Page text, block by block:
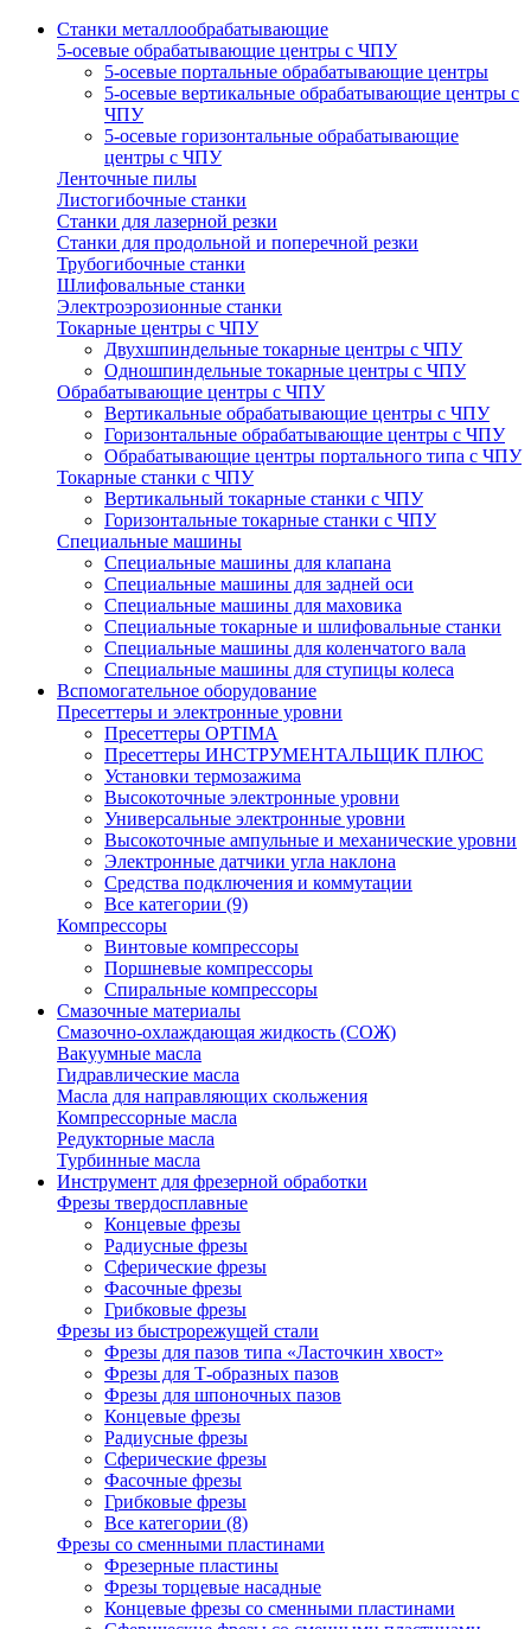
Станки металлообрабатывающие
5-осевые обрабатывающие центры с ЧПУ
5-осевые портальные обрабатывающие центры
5-осевые вертикальные обрабатывающие центры с
ЧПУ
5-осевые горизонтальные обрабатывающие
центры с ЧПУ
Ленточные пилы
Листогибочные станки
Станки для лазерной резки
Станки для продольной и поперечной резки
Трубогибочные станки
Шлифовальные станки
Электроэрозионные станки
Токарные центры с ЧПУ
Двухшпиндельные токарные центры с ЧПУ
Одношпиндельные токарные центры с ЧПУ
Обрабатывающие центры с ЧПУ
Вертикальные обрабатывающие центры с ЧПУ
Горизонтальные обрабатывающие центры с ЧПУ
Обрабатывающие центры портального типа с ЧПУ
Токарные станки с ЧПУ
Вертикальный токарные станки с ЧПУ
Горизонтальные токарные станки с ЧПУ
Специальные машины
Специальные машины для клапана
Специальные машины для задней оси
Специальные машины для маховика
Специальные токарные и шлифовальные станки
Специальные машины для коленчатого вала
Специальные машины для ступицы колеса
Вспомогательное оборудование
Пресеттеры и электронные уровни
Пресеттеры OPTIMA
Пресеттеры ИНСТРУМЕНТАЛЬЩИК ПЛЮС
Установки термозажима
Высокоточные электронные уровни
Универсальные электронные уровни
Высокоточные ампульные и механические уровни
Электронные датчики угла наклона
Средства подключения и коммутации
Все категории (9)
Компрессоры
Винтовые компрессоры
Поршневые компрессоры
Спиральные компрессоры
Смазочные материалы
Смазочно-охлаждающая жидкость (СОЖ)
Вакуумные масла
Гидравлические масла
Масла для направляющих скольжения
Компрессорные масла
Редукторные масла
Турбинные масла
Инструмент для фрезерной обработки
Фрезы твердосплавные
Концевые фрезы
Радиусные фрезы
Сферические фрезы
Фасочные фрезы
Грибковые фрезы
Фрезы из быстрорежущей стали
Фрезы для пазов типа «Ласточкин хвост»
Фрезы для Т-образных пазов
Фрезы для шпоночных пазов
Концевые фрезы
Радиусные фрезы
Сферические фрезы
Фасочные фрезы
Грибковые фрезы
Все категории (8)
Фрезы со сменными пластинами
Фрезерные пластины
Фрезы торцевые насадные
Концевые фрезы со сменными пластинами